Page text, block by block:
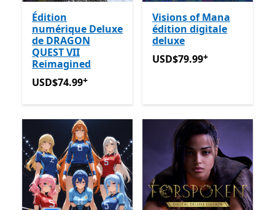
Édition
numérique Deluxe
de DRAGON
QUEST VII
Reimagined
USD$74.99Avec des achats dans l’application
USD$74.99+
Visions of Mana
édition digitale
deluxe
USD$79.99Avec des
USD$79.99+